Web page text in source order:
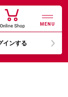
MENU
インする